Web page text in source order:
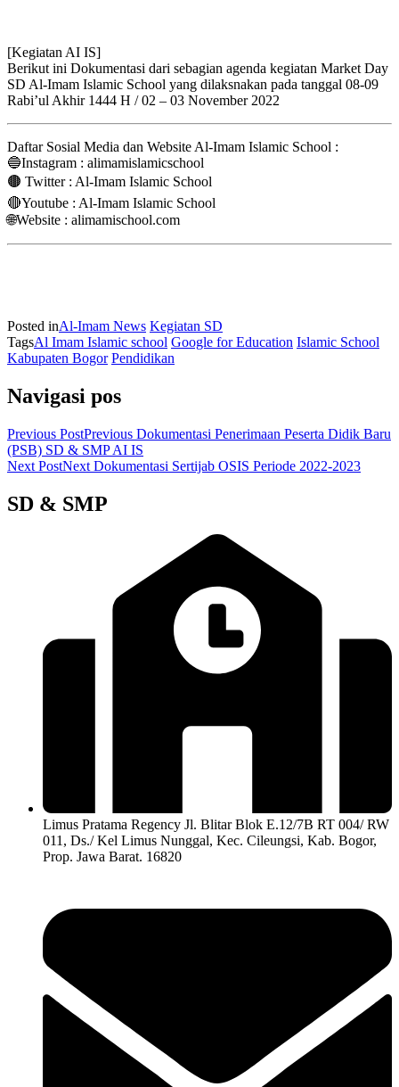
[Kegiatan AI IS]
Berikut ini Dokumentasi dari sebagian agenda kegiatan Market Day
SD Al-Imam Islamic School yang dilaksnakan pada tanggal 08-09
Rabi’ul Akhir 1444 H / 02 – 03 November 2022
Daftar Sosial Media dan Website Al-Imam Islamic School :
🔵Instagram : alimamislamicschool
🟤 Twitter : Al-Imam Islamic School
🔴Youtube : Al-Imam Islamic School
🌐Website : alimamischool.com
Posted inAl-Imam News Kegiatan SD
TagsAl Imam Islamic school Google for Education Islamic School
Kabupaten Bogor Pendidikan
Navigasi pos
Previous PostPrevious Dokumentasi Penerimaan Peserta Didik Baru
(PSB) SD & SMP AI IS
Next PostNext Dokumentasi Sertijab OSIS Periode 2022-2023
SD & SMP
Limus Pratama Regency Jl. Blitar Blok E.12/7B RT 004/ RW
011, Ds./ Kel Limus Nunggal, Kec. Cileungsi, Kab. Bogor,
Prop. Jawa Barat. 16820